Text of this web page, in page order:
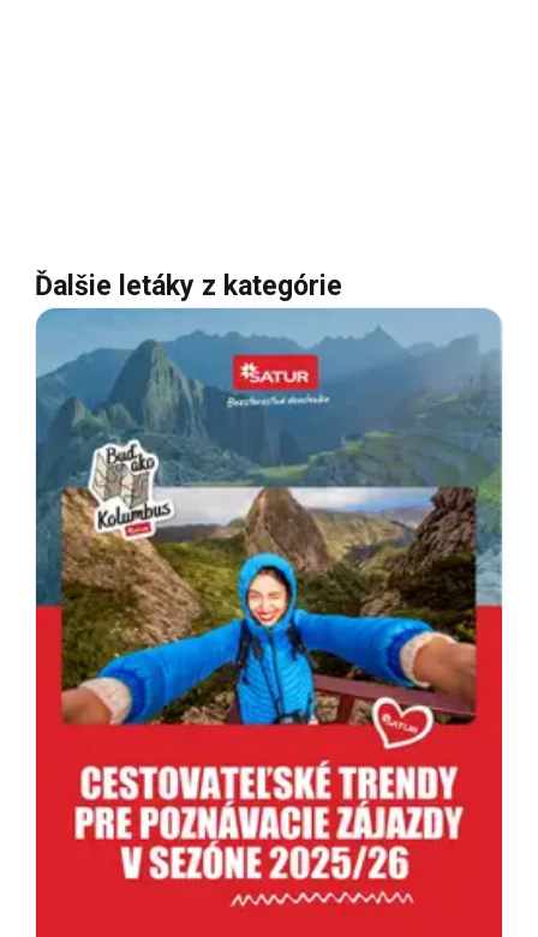
Ďalšie letáky z kategórie